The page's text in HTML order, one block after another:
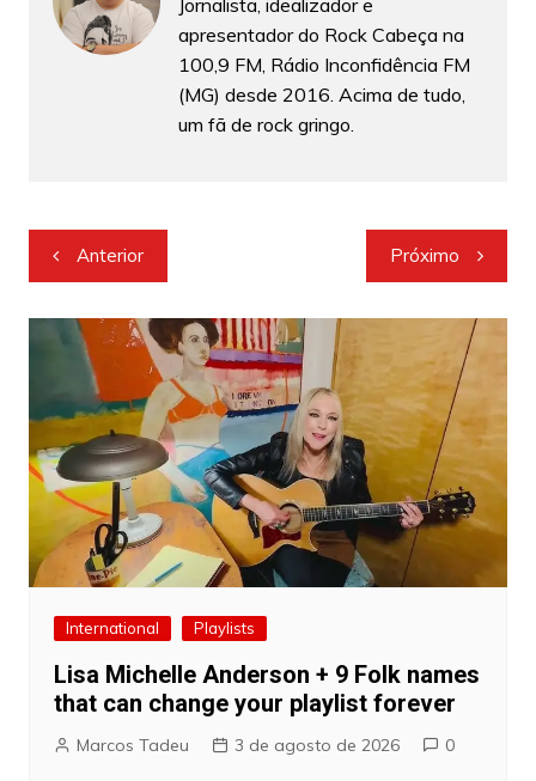
apresentador do Rock Cabeça na
100,9 FM, Rádio Inconfidência FM
(MG) desde 2016. Acima de tudo,
um fã de rock gringo.
Navegação
de
Post
Anterior Próximo
International Playlists
Lisa Michelle Anderson + 9 Folk names
that can change your playlist forever
Marcos Tadeu 3 de agosto de 2026 0